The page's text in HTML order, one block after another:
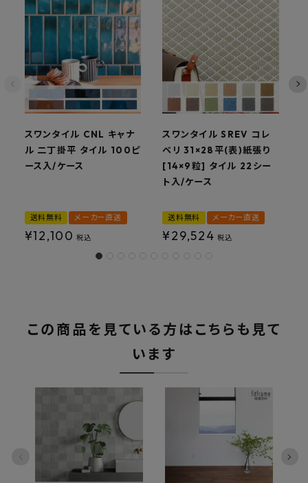
スワンタイル CNL キャナ
ル 二丁掛平 タイル 100ピ
ース入/ケース
送料無料 メーカー直送
¥12,100 税込
スワンタイル SREV コレ
ベリ 31×28平(表)紙張り
[14×9粒] タイル 22シー
ト入/ケース
送料無料 メーカー直送
¥29,524 税込
この商品を見ている方はこちらも見て
います